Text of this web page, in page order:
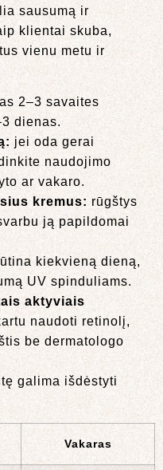
sausumą ir
klientai skuba,
vienu metu ir
2–3 savaites
dienas.
jei oda gerai
naudojimo
ar vakaro.
kremus: rūgštys
ją papildomai
kiekvieną dieną,
UV spinduliams.
aktyviais
naudoti retinolį,
be dermatologo
galima išdėstyti
Vakaras